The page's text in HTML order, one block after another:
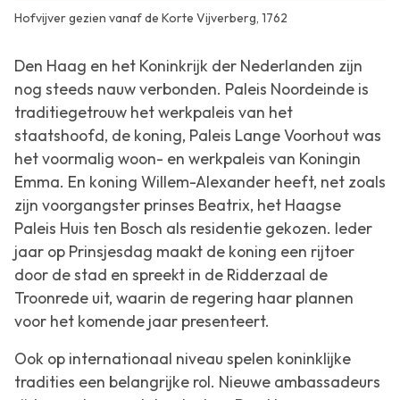
Hofvijver gezien vanaf de Korte Vijverberg, 1762
Den Haag en het Koninkrijk der Nederlanden zijn
nog steeds nauw verbonden. Paleis Noordeinde is
traditiegetrouw het werkpaleis van het
staatshoofd, de koning, Paleis Lange Voorhout was
het voormalig woon- en werkpaleis van Koningin
Emma. En koning Willem-Alexander heeft, net zoals
zijn voorgangster prinses Beatrix, het Haagse
Paleis Huis ten Bosch als residentie gekozen. Ieder
jaar op Prinsjesdag maakt de koning een rijtoer
door de stad en spreekt in de Ridderzaal de
Troonrede uit, waarin de regering haar plannen
voor het komende jaar presenteert.
Ook op internationaal niveau spelen koninklijke
tradities een belangrijke rol. Nieuwe ambassadeurs